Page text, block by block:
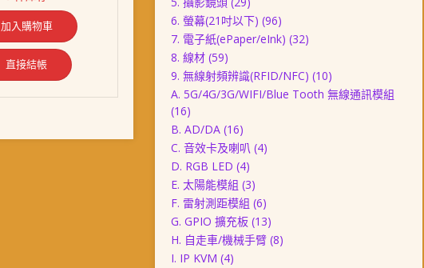
加入購物車
直接結帳
6. 螢幕(21吋以下) (96)
7. 電子紙(ePaper/eInk) (32)
8. 線材 (59)
9. 無線射頻辨識(RFID/NFC) (10)
A. 5G/4G/3G/WIFI/Blue Tooth 無線通訊模組
(16)
B. AD/DA (16)
C. 音效卡及喇叭 (4)
D. RGB LED (4)
E. 太陽能模組 (3)
F. 雷射測距模組 (6)
G. GPIO 擴充板 (13)
H. 自走車/機械手臂 (8)
I. IP KVM (4)